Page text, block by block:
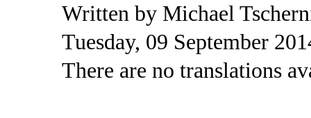
Written by Michael
Tuesday, 09 September
There are no translations